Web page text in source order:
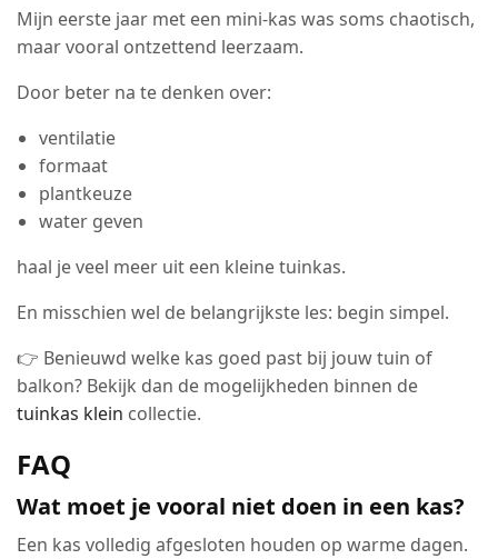
Mijn eerste jaar met een mini-kas was soms chaotisch,
maar vooral ontzettend leerzaam.
Door beter na te denken over:
ventilatie
formaat
plantkeuze
water geven
haal je veel meer uit een kleine tuinkas.
En misschien wel de belangrijkste les: begin simpel.
👉 Benieuwd welke kas goed past bij jouw tuin of
balkon? Bekijk dan de mogelijkheden binnen de
tuinkas klein collectie.
FAQ
Wat moet je vooral niet doen in een kas?
Een kas volledig afgesloten houden op warme dagen.